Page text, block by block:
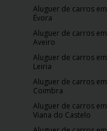
Aluguer de carros em
Évora
Aluguer de carros em
Aveiro
Aluguer de carros em
Leiria
Aluguer de carros em
Coimbra
Aluguer de carros em
Viana do Castelo